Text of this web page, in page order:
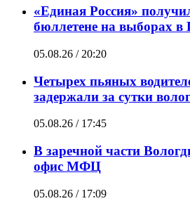
«Единая Россия»
бюллетене на выборах в
05.08.26 / 20:20
Четырех пьяных
задержали за сутки
05.08.26 / 17:45
В заречной части
офис МФЦ
05.08.26 / 17:09